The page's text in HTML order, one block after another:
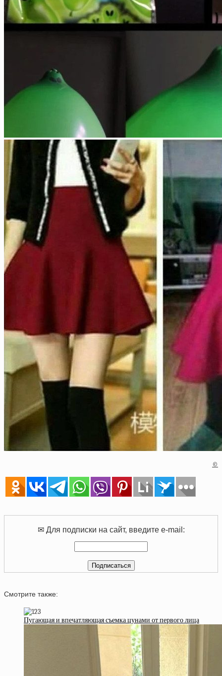
©
✉ Для подписки на сайт, введите e-mail:
Смотрите также:
Пугающая и впечатляющая съемка цунами от первого лица